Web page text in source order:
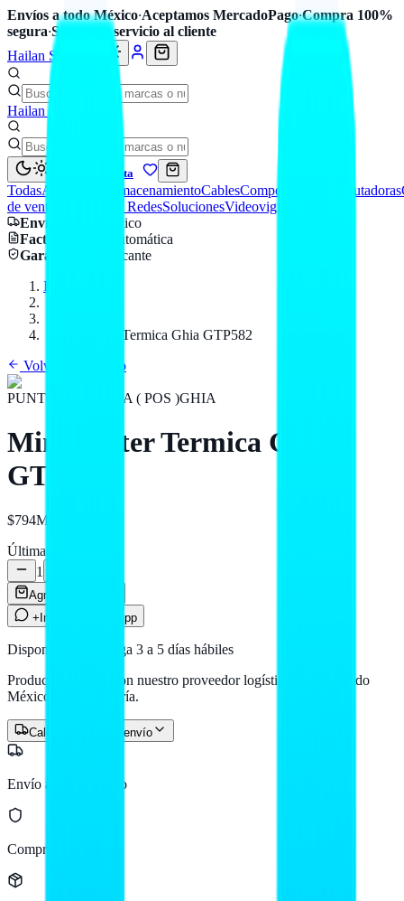
Envíos a todo México·Aceptamos MercadoPago·Compra 100%
segura·Soporte y servicio al cliente
Hailan Store
Hailan Store
Mi cuenta
TodasAccesorios AlmacenamientoCablesComponentes Computadoras
de venta
Seguridad y RedesSolucionesVideovigilancia
Envío
a todo México
Factura CFDI
automática
Garantía
de fabricante
Inicio
Miniprinter Termica Ghia GTP582
Volver al catálogo
PUNTO DE VENTA ( POS )GHIA
Miniprinter Termica Ghia
GTP582
$794MXN
Últimas
1
Agregar al carrito
+Info por WhatsApp
Disponible — entrega 3 a 5 días hábiles
Producto en stock con nuestro proveedor logístico. Llega a todo
México por paquetería.
Calcular costo de envío
Envío a todo México
Compra protegida